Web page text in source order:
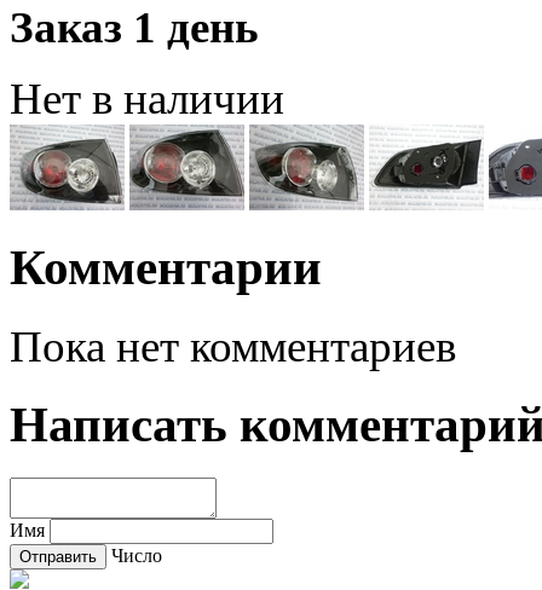
Заказ 1 день
Нет в наличии
Комментарии
Пока нет комментариев
Написать
Имя
Число